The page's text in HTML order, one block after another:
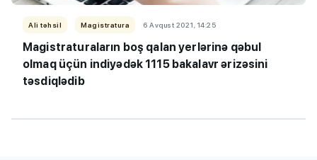
Ali təhsil Magistratura 6 Avqust 2021, 14:25
Magistraturaların boş qalan yerlərinə qəbul
olmaq üçün indiyədək 1115 bakalavr ərizəsini
təsdiqlədib